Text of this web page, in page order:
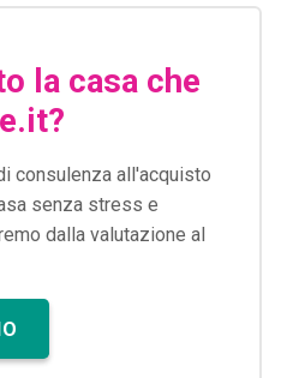
la casa che
consulenza all'acquisto
senza stress e
dalla valutazione al